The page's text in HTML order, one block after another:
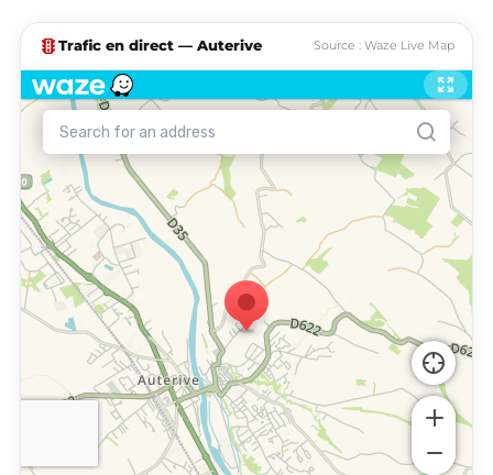
traffic Trafic en direct — Auterive Source : Waze Live Map